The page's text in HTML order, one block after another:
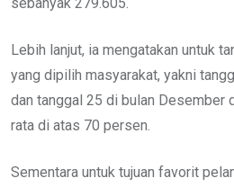
Lebih lanjut, ia mengatakan untuk
yang dipilih masyarakat, yakni
dan tanggal 25 di bulan Desember
rata di atas 70 persen.
Sementara untuk tujuan favorit